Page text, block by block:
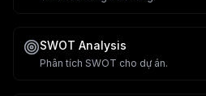
SWOT Analysis
Phân tích SWOT cho dự án.